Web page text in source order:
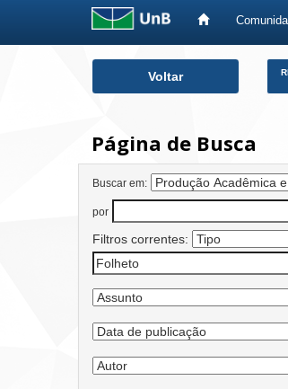
Voltar
Página de Busca
Buscar em:
por
Filtros correntes: